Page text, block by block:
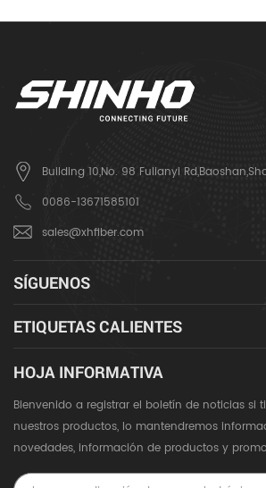
Building 10,No. 98 Fulianyi
0086-13671585101
sales@xhfiber.com
SÍGUENOS
ETIQUETAS CALIENTES
HOJA INFORMATIVA
Bienvenido a registrar el boletín de noticias si
nuestros productos, lo mantendremos
novedades, información de productos y